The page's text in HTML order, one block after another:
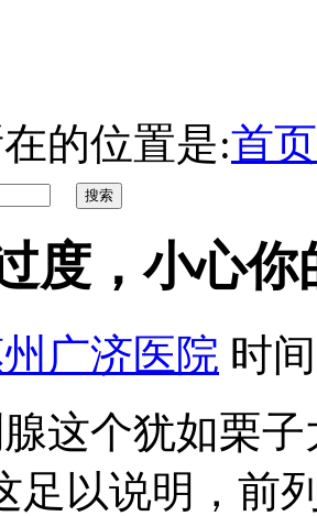
的位置是:首页
度，小心你
广济医院 时
个犹如栗子
足以说明，前